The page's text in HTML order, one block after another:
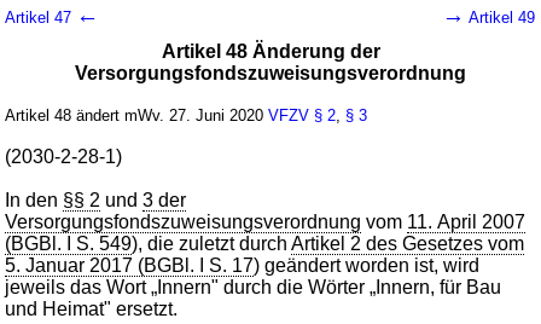
Zuständigkeitsanpassungsverordnung (11.
k.a.Abk.)
abweichend sieheArtikel 361
Artikel 47 ← → Artikel 49
Artikel 48 Änderung der
Versorgungsfondszuweisungsverordnung
Artikel 48 ändert mWv. 27. Juni 2020VFZV § 2 § 3
(2030-2-28-1)
In den §§ 2 und3 der
Versorgungsfondszuweisungsverordnung vom 11. April 2007
(BGBl. I S. 549), die zuletzt durchArtikel 2 des Gesetzes vom
5. Januar 2017 (BGBl. I S. 17) geändert worden ist, wird
jeweils das Wort „Innern" durch die Wörter „Innern, für Bau
und Heimat" ersetzt.